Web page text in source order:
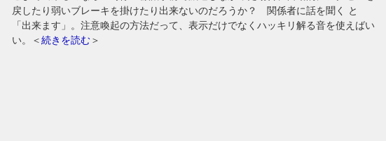
戻したり弱いブレーキを掛けたり出来ないのだろうか？ 関係者に話を聞く と
「出来ます」。注意喚起の方法だって、表示だけでなくハッキリ解る音を使えばい
い。＜続きを読む＞